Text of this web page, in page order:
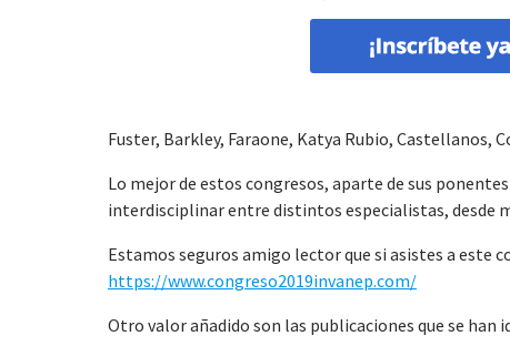
Fuster, Barkley, Faraone, Katya Rubio, Castellanos,
Lo mejor de estos congresos, aparte de sus
interdisciplinar entre distintos especialistas, desde
Estamos seguros amigo lector que si asistes a este
https://www.congreso2019invanep.com/
Otro valor añadido son las publicaciones que se han